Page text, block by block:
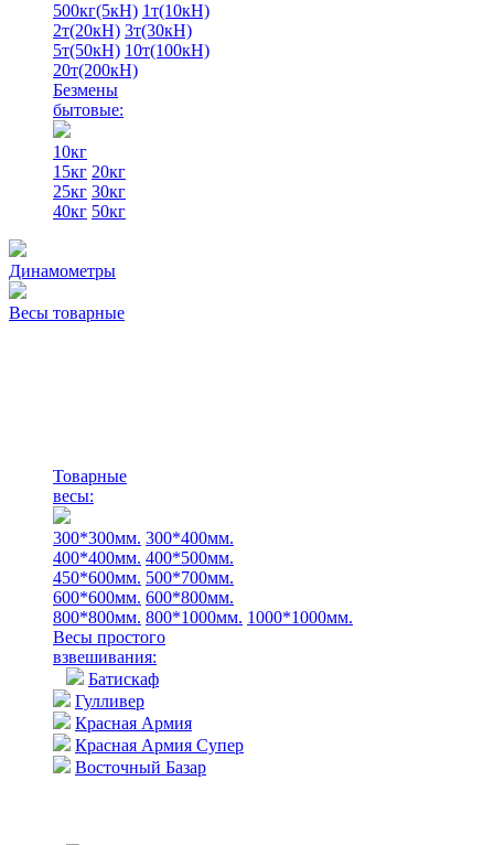
500кг(5кН) 1т(10кН)
2т(20кН) 3т(30кН)
5т(50кН) 10т(100кН)
20т(200кН)
Безмены
бытовые:
10кг
15кг 20кг
25кг 30кг
40кг 50кг
Динамометры
Весы товарные
Товарные
весы:
300*300мм. 300*400мм.
400*400мм. 400*500мм.
450*600мм. 500*700мм.
600*600мм. 600*800мм.
800*800мм. 800*1000мм. 1000*1000мм.
Весы простого
взвешивания:
Батискаф
Гулливер
Красная Армия
Красная Армия Супер
Восточный Базар